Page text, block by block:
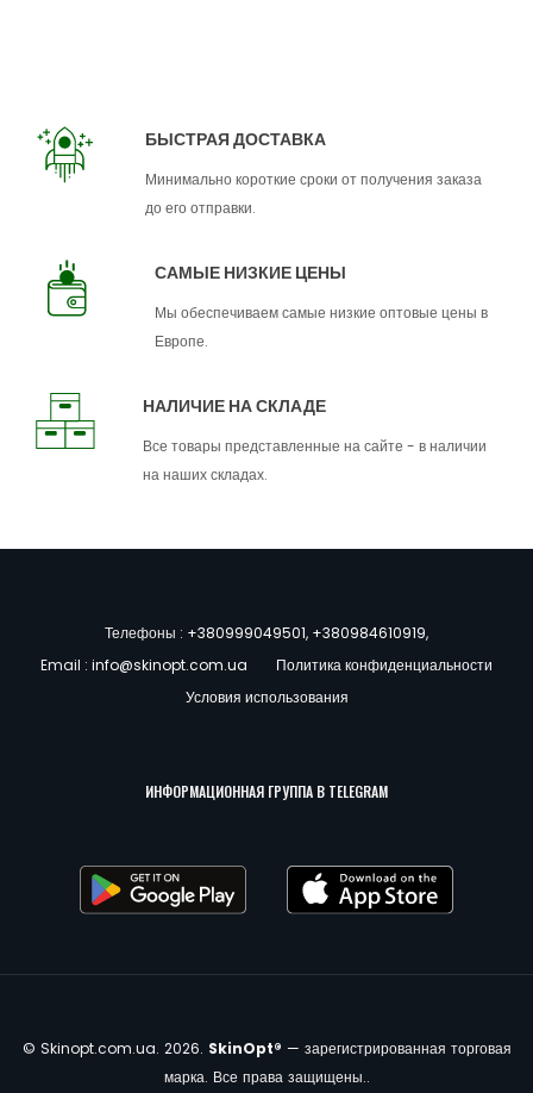
БЫСТРАЯ ДОСТАВКА
Минимально короткие сроки от получения заказа
до его отправки.
САМЫЕ НИЗКИЕ ЦЕНЫ
Мы обеспечиваем самые низкие оптовые цены в
Европе.
НАЛИЧИЕ НА СКЛАДЕ
Все товары представленные на сайте - в наличии
на наших складах.
Телефоны : +380999049501, +380984610919,
Email : info@skinopt.com.ua
Политика конфиденциальности
Условия использования
ИНФОРМАЦИОННАЯ ГРУППА В TELEGRAM
© Skinopt.com.ua. 2026. SkinOpt® — зарегистрированная торговая
марка. Все права защищены..